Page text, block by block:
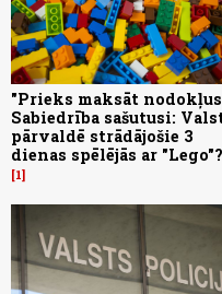
"Prieks maksāt
Sabiedrība sašutusi:
pārvaldē strādājošie 3
dienas spēlējās ar "Lego"?
1